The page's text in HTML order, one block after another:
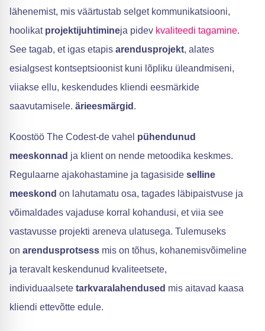
lähenemist, mis väärtustab selget kommunikatsiooni,
hoolikat projektijuhtimineja pidev kvaliteedi tagamine.
See tagab, et igas etapis arendusprojekt, alates
esialgsest kontseptsioonist kuni lõpliku üleandmiseni,
viiakse ellu, keskendudes kliendi eesmärkide
saavutamisele. ärieesmärgid .
Koostöö The Codest-de vahel pühendunud
meeskonnad ja klient on nende metoodika keskmes.
Regulaarne ajakohastamine ja tagasiside selline
meeskond on lahutamatu osa, tagades läbipaistvuse ja
võimaldades vajaduse korral kohandusi, et viia see
vastavusse projekti areneva ulatusega. Tulemuseks
on arendusprotsess mis on tõhus, kohanemisvõimeline
ja teravalt keskendunud kvaliteetsete,
individuaalsete tarkvaralahendused mis aitavad kaasa
kliendi ettevõtte edule.